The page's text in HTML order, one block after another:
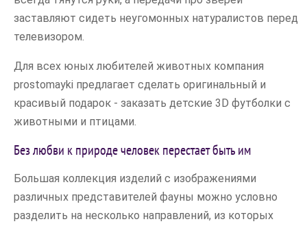
заставляют сидеть неугомонных натуралистов перед
телевизором.
Для всех юных любителей животных компания
prostomayki предлагает сделать оригинальный и
красивый подарок - заказать детские 3D футболки с
животными и птицами.
Без любви к природе человек перестает быть им
Большая коллекция изделий с изображениями
различных представителей фауны можно условно
разделить на несколько направлений, из которых